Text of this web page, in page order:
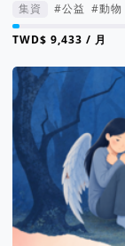
集資 #公益 #動物
集資進度 2%
/ 月